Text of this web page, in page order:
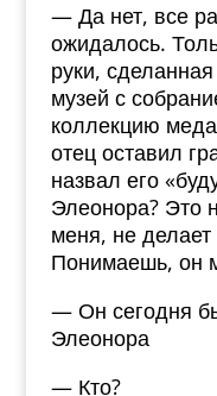
— Да нет, все
ожидалось.
руки,
музей с
коллекцию
отец оставил
назвал его
Элеонора? Это
меня, не
Понимаешь, он
— Он сегодня
Элеонора
— Кто?